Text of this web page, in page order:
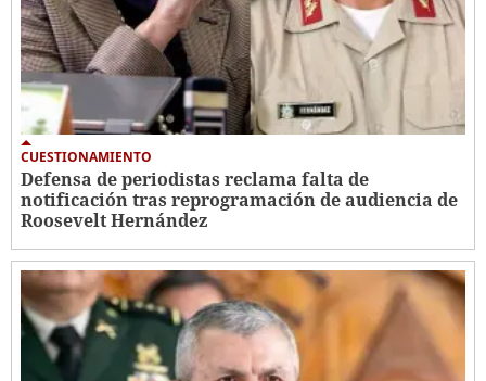
CUESTIONAMIENTO
Defensa de periodistas reclama falta de
notificación tras reprogramación de audiencia de
Roosevelt Hernández